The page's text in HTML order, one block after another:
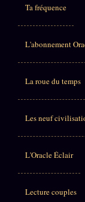
Ta fréquence
L'abonnement
La roue du temps
Les neuf
L'Oracle Éclair
Lecture couples